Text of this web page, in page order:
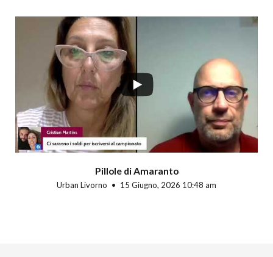
Pillole di Amaranto
Urban Livorno 15 Giugno, 2026 10:48 am